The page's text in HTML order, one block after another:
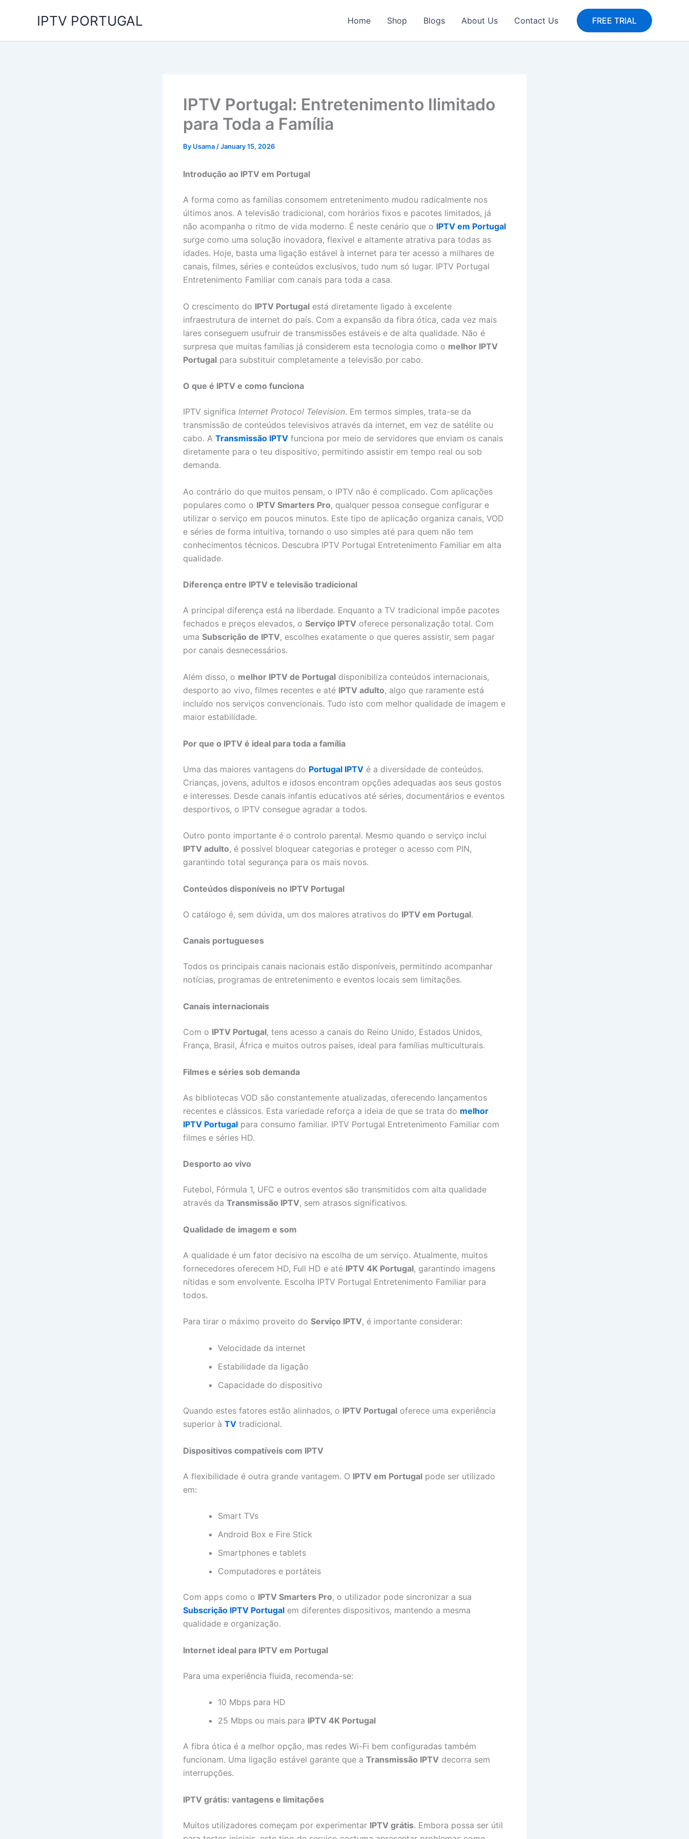
IPTV PORTUGAL Home Shop Blogs About Us Contact Us FREE TRIAL
IPTV Portugal: Entretenimento Ilimitado
para Toda a Família
By Usama /January 15, 2026
Introdução ao IPTV em Portugal
A forma como as famílias consomem entretenimento mudou radicalmente nos
últimos anos. A televisão tradicional, com horários fixos e pacotes limitados, já
não acompanha o ritmo de vida moderno. É neste cenário que o IPTV em Portugal
surge como uma solução inovadora, flexível e altamente atrativa para todas as
idades. Hoje, basta uma ligação estável à internet para ter acesso a milhares de
canais, filmes, séries e conteúdos exclusivos, tudo num só lugar. IPTV Portugal
Entretenimento Familiar com canais para toda a casa.
O crescimento do IPTV Portugal está diretamente ligado à excelente
infraestrutura de internet do país. Com a expansão da fibra ótica, cada vez mais
lares conseguem usufruir de transmissões estáveis e de alta qualidade. Não é
surpresa que muitas famílias já considerem esta tecnologia como o melhor IPTV
Portugal para substituir completamente a televisão por cabo.
O que é IPTV e como funciona
IPTV significa Internet Protocol Television. Em termos simples, trata-se da
transmissão de conteúdos televisivos através da internet, em vez de satélite ou
cabo. A Transmissão IPTV funciona por meio de servidores que enviam os canais
diretamente para o teu dispositivo, permitindo assistir em tempo real ou sob
demanda.
Ao contrário do que muitos pensam, o IPTV não é complicado. Com aplicações
populares como o IPTV Smarters Pro, qualquer pessoa consegue configurar e
utilizar o serviço em poucos minutos. Este tipo de aplicação organiza canais, VOD
e séries de forma intuitiva, tornando o uso simples até para quem não tem
conhecimentos técnicos. Descubra IPTV Portugal Entretenimento Familiar em alta
qualidade.
Diferença entre IPTV e televisão tradicional
A principal diferença está na liberdade. Enquanto a TV tradicional impõe pacotes
fechados e preços elevados, o Serviço IPTV oferece personalização total. Com
uma Subscrição de IPTV, escolhes exatamente o que queres assistir, sem pagar
por canais desnecessários.
Além disso, o melhor IPTV de Portugal disponibiliza conteúdos internacionais,
desporto ao vivo, filmes recentes e até IPTV adulto, algo que raramente está
incluído nos serviços convencionais. Tudo isto com melhor qualidade de imagem e
maior estabilidade.
Por que o IPTV é ideal para toda a família
Uma das maiores vantagens do Portugal IPTV é a diversidade de conteúdos.
Crianças, jovens, adultos e idosos encontram opções adequadas aos seus gostos
e interesses. Desde canais infantis educativos até séries, documentários e eventos
desportivos, o IPTV consegue agradar a todos.
Outro ponto importante é o controlo parental. Mesmo quando o serviço inclui
IPTV adulto, é possível bloquear categorias e proteger o acesso com PIN,
garantindo total segurança para os mais novos.
Conteúdos disponíveis no IPTV Portugal
O catálogo é, sem dúvida, um dos maiores atrativos do IPTV em Portugal.
Canais portugueses
Todos os principais canais nacionais estão disponíveis, permitindo acompanhar
notícias, programas de entretenimento e eventos locais sem limitações.
Canais internacionais
Com o IPTV Portugal, tens acesso a canais do Reino Unido, Estados Unidos,
França, Brasil, África e muitos outros países, ideal para famílias multiculturais.
Filmes e séries sob demanda
As bibliotecas VOD são constantemente atualizadas, oferecendo lançamentos
recentes e clássicos. Esta variedade reforça a ideia de que se trata do melhor
IPTV Portugal para consumo familiar. IPTV Portugal Entretenimento Familiar com
filmes e séries HD.
Desporto ao vivo
Futebol, Fórmula 1, UFC e outros eventos são transmitidos com alta qualidade
através da Transmissão IPTV, sem atrasos significativos.
Qualidade de imagem e som
A qualidade é um fator decisivo na escolha de um serviço. Atualmente, muitos
fornecedores oferecem HD, Full HD e até IPTV 4K Portugal, garantindo imagens
nítidas e som envolvente. Escolha IPTV Portugal Entretenimento Familiar para
todos.
Para tirar o máximo proveito do Serviço IPTV, é importante considerar:
Velocidade da internet
Estabilidade da ligação
Capacidade do dispositivo
Quando estes fatores estão alinhados, o IPTV Portugal oferece uma experiência
superior à TV tradicional.
Dispositivos compatíveis com IPTV
A flexibilidade é outra grande vantagem. O IPTV em Portugal pode ser utilizado
em:
Smart TVs
Android Box e Fire Stick
Smartphones e tablets
Computadores e portáteis
Com apps como o IPTV Smarters Pro, o utilizador pode sincronizar a sua
Subscrição IPTV Portugal em diferentes dispositivos, mantendo a mesma
qualidade e organização.
Internet ideal para IPTV em Portugal
Para uma experiência fluida, recomenda-se:
10 Mbps para HD
25 Mbps ou mais para IPTV 4K Portugal
A fibra ótica é a melhor opção, mas redes Wi-Fi bem configuradas também
funcionam. Uma ligação estável garante que a Transmissão IPTV decorra sem
interrupções.
IPTV grátis: vantagens e limitações
Muitos utilizadores começam por experimentar IPTV grátis. Embora possa ser útil